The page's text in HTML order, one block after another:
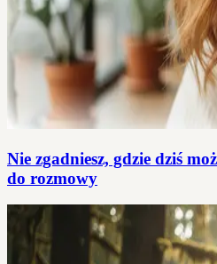
Nie zgadniesz, gdzie dziś
do rozmowy